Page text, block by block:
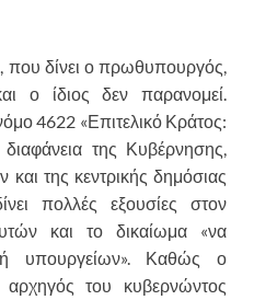
που δίνει ο πρωθυπουργός,
ο ίδιος δεν παρανομεί.
4622 «Επιτελικό Κράτος:
της Κυβέρνησης,
της κεντρικής δημόσιας
πολλές εξουσίες στον
και το δικαίωμα «να
ή υπουργείων». Καθώς ο
του κυβερνώντος